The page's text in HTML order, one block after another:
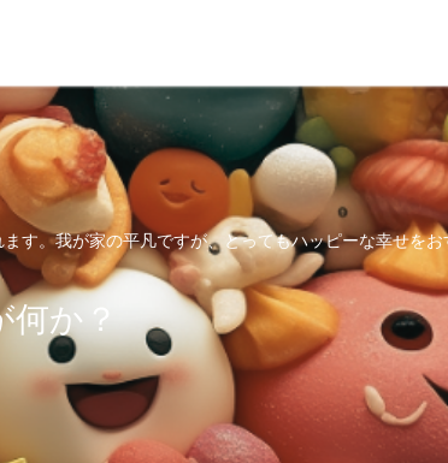
す。我が家の平凡ですが、とってもハッピーな幸せを
か？